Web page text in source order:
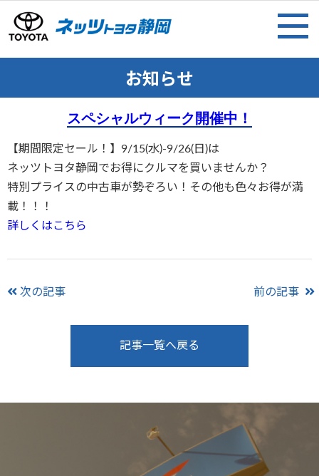
お知らせ
スペシャルウィーク開催中！
【期間限定セール！】9/15(水)-9/26(日)は
ネッツトヨタ静岡でお得にクルマを買いませんか？
特別プライスの中古車が勢ぞろい！その他も色々お得が満
載！！！
詳しくはこちら
次の記事 前の記事
記事一覧へ戻る